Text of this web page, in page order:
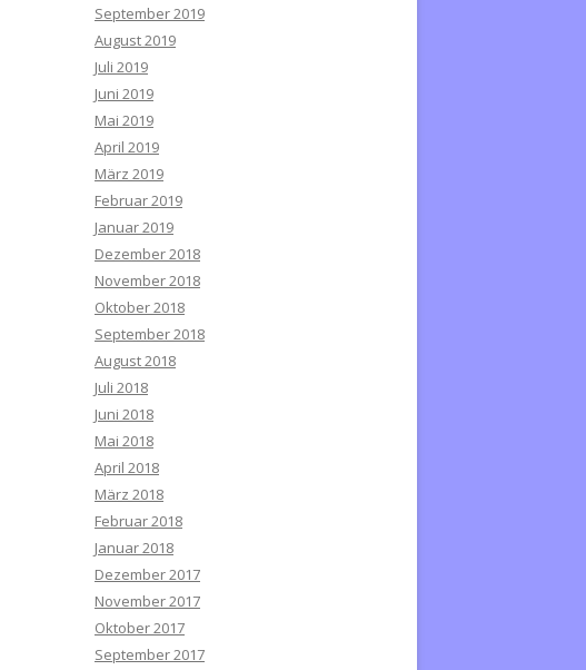
September 2019
August 2019
Juli 2019
Juni 2019
Mai 2019
April 2019
März 2019
Februar 2019
Januar 2019
Dezember 2018
November 2018
Oktober 2018
September 2018
August 2018
Juli 2018
Juni 2018
Mai 2018
April 2018
März 2018
Februar 2018
Januar 2018
Dezember 2017
November 2017
Oktober 2017
September 2017